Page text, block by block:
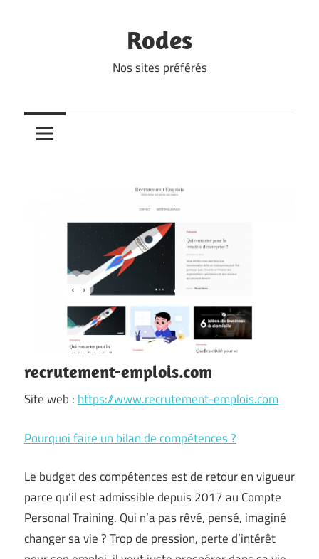
Rodes
Nos sites préférés
recrutement-emplois.com
Site web : https://www.recrutement-emplois.com
Pourquoi faire un bilan de compétences ?
Le budget des compétences est de retour en vigueur
parce qu’il est admissible depuis 2017 au Compte
Personal Training. Qui n’a pas rêvé, pensé, imaginé
changer sa vie ? Trop de pression, perte d’intérêt